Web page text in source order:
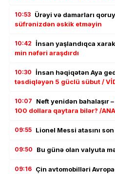
10:53 Ürəyi və damarları
süfrənizdən əskik etməyin
10:42 İnsan yaşlandıqca
min nəfəri araşdırdı
10:30 İnsan həqiqətən Aya
təsdiqləyən 5 güclü sübut /
10:07 Neft yenidən bahalaşır –
100 dollara qaytara bilər? /
09:55 Lionel Messi atasını
09:50 Bu günə olan valyuta
09:16 Çin avtomobilləri